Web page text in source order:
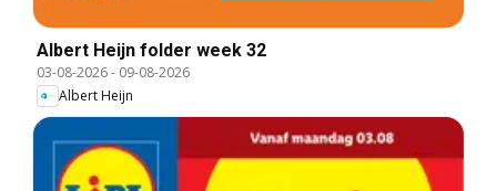
Albert Heijn folder week 32
03-08-2026- 09-08-2026
Albert Heijn